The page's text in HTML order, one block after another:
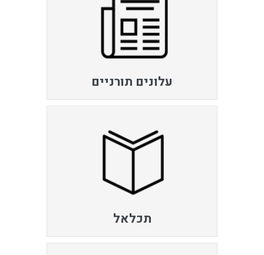
עלונים תורניים
תכלאל